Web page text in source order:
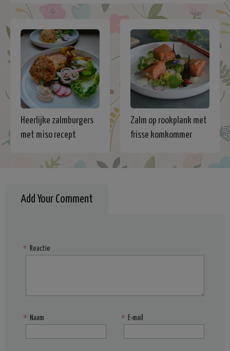
Heerlijke zalmburgers
met miso recept
Zalm op rookplank met
frisse komkommer
Add Your Comment
Reactie
*
Naam
* E-mail
*